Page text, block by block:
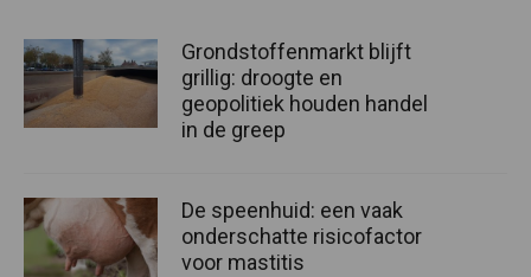
Grondstoffenmarkt blijft
grillig: droogte en
geopolitiek houden handel
in de greep
De speenhuid: een vaak
onderschatte risicofactor
voor mastitis